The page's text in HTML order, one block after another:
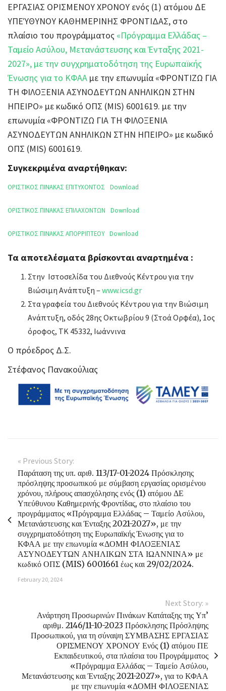
ΕΡΓΑΣΙΑΣ ΟΡΙΣΜΕΝΟΥ ΧΡΟΝΟΥ ενός (1) ατόμου ΔΕ
ΥΠΕΎΘΥΝΟΥ ΚΑΘΗΜΕΡΙΝΗΣ ΦΡΟΝΤΙΔΑΣ, στο
πλαίσιο του προγράμματος «Πρόγραμμα Ελλάδας –
Ταμείο Ασύλου, Μετανάστευσης και Ένταξης 2021-
2027», με την συγχρηματοδότηση της Ευρωπαϊκής
Ένωσης για το ΚΦΑΑ με την επωνυμία «ΦΡΟΝΤΙΖΩ ΓΙΑ
ΤΗ ΦΙΛΟΞΕΝΙΑ ΑΣΥΝΟΔΕΥΤΩΝ ΑΝΗΛΙΚΩΝ ΣΤΗΝ
ΗΠΕΙΡΟ» με κωδικό ΟΠΣ (MIS) 6001619. με την
επωνυμία «ΦΡΟΝΤΙΖΩ ΓΙΑ ΤΗ ΦΙΛΟΞΕΝΙΑ
ΑΣΥΝΟΔΕΥΤΩΝ ΑΝΗΛΙΚΩΝ ΣΤΗΝ ΗΠΕΙΡΟ» με κωδικό
ΟΠΣ (MIS) 6001619.
Συγκεκριμένα αναρτήθηκαν:
ΟΡΙΣΤΙΚΟΣ ΠΙΝΑΚΑΣ ΕΠΙΤΥΧΟΝΤΟΣ Download
ΟΡΙΣΤΙΚΟΣ ΠΙΝΑΚΑΣ ΕΠΙΛΑΧΟΝΤΩΝ Download
ΟΡΙΣΤΙΚΟΣ ΠΙΝΑΚΑΣ ΑΠΟΡΡΙΠΤΕΟΥ Download
Τα αποτελέσματα βρίσκονται αναρτημένα :
Στην Ιστοσελίδα του Διεθνούς Κέντρου για την
Βιώσιμη Ανάπτυξη – www.icsd.gr
Στα γραφεία του Διεθνούς Κέντρου για την Βιώσιμη
Ανάπτυξη, οδός 28ης Οκτωβρίου 9 (Στοά Ορφέα), 1ος
όροφος, ΤΚ 45332, Ιωάννινα
Ο πρόεδρος Δ.Σ.
Στέφανος Πανακούλιας
« Previous Story:
Παράταση της υπ. αριθ. 113/17-01-2024 Πρόσκλησης
πρόσληψης προσωπικού με σύμβαση εργασίας ορισμένου
χρόνου, πλήρους απασχόλησης ενός (1) ατόμου ΔΕ
Υπεύθυνου Καθημερινής Φροντίδας, στο πλαίσιο του
προγράμματος «Πρόγραμμα Ελλάδας – Ταμείο Ασύλου,
Μετανάστευσης και Ένταξης 2021-2027», με την
συγχρηματοδότηση της Ευρωπαϊκής Ένωσης για το
ΚΦΑΑ με την επωνυμία «ΔΟΜΗ ΦΙΛΟΞΕΝΙΑΣ
ΑΣΥΝΟΔΕΥΤΩΝ ΑΝΗΛΙΚΩΝ ΣΤΑ ΙΩΑΝΝΙΝΑ» με
κωδικό ΟΠΣ (MIS) 6001661 έως και 29/02/2024.
February 20, 2024
Next Story: »
Ανάρτηση Προσωρινών Πινάκων Κατάταξης της Υπ’
αριθμ. 2146/11-10-2023 Πρόσκλησης Πρόσληψης
Προσωπικού, για τη σύναψη ΣΥΜΒΑΣΗΣ ΕΡΓΑΣΙΑΣ
ΟΡΙΣΜΕΝΟΥ ΧΡΟΝΟΥ Ενός (1) ατόμου ΠΕ
Εκπαιδευτικού, στα πλαίσια του Προγράμματος
«Πρόγραμμα Ελλάδας – Ταμείο Ασύλου,
Μετανάστευσης και Ένταξης 2021-2027», για το ΚΦΑΑ
με την επωνυμία «ΔΟΜΗ ΦΙΛΟΞΕΝΙΑΣ